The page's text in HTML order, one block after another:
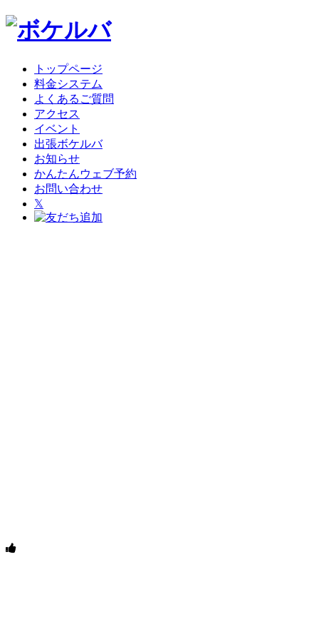
トップページ
料金システム
よくあるご質問
アクセス
イベント
出張ボケルバ
お知らせ
かんたんウェブ予約
お問い合わせ
𝕏